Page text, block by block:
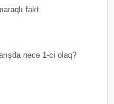
fakt
necə 1-ci olaq?